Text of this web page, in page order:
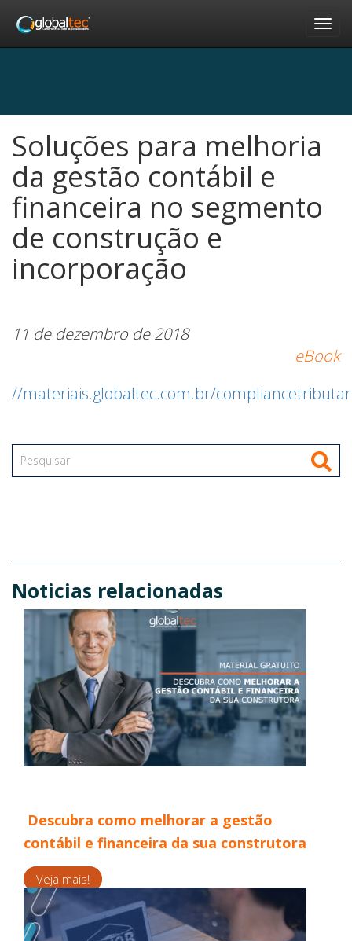
Soluções para melhoria
da gestão contábil e
financeira no segmento
de construção e
incorporação
11 de dezembro de 2018
eBook
//materiais.globaltec.com.br/
Noticias relacionadas
Descubra como melhorar a gestão
contábil e financeira da sua construtora
Veja mais!